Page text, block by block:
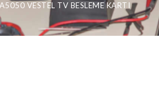
VESTEL TV BESLEME KARTI